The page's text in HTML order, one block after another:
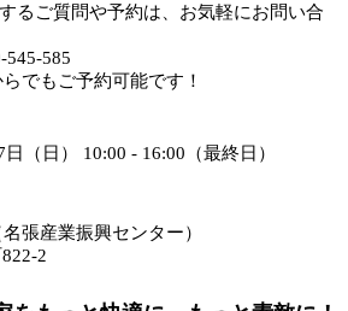
るご質問や予約は、お気軽にお問い合
545-585
でもご予約可能です！
日（日） 10:00 - 16:00（最終日）
張産業振興センター）
2